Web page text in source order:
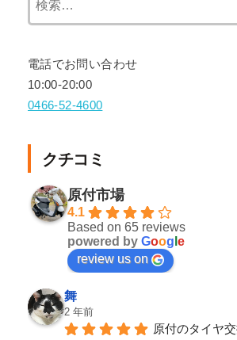
電話でお問い合わせ
10:00-20:00
0466-52-4600
クチコミ
原付市場
4.1
Based on 65 reviews
powered by Goog e
review us on
舞
2 年前
原付のタイヤ